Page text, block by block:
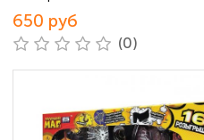
650 руб
(0)